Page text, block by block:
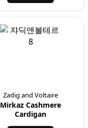
Zadig and Voltaire
Mirkaz Cashmere
Cardigan